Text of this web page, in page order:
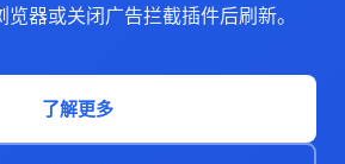
器或关闭广告拦截插件后刷新。
了解更多